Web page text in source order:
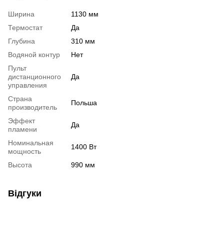
Ширина
1130 мм
Термостат
Да
Глубина
310 мм
Водяной контур
Нет
Пульт
дистанционного
управления
Да
Страна
производитель
Польша
Эффект
пламени
Да
Номинальная
мощность
1400 Вт
Высота 990 мм
Відгуки